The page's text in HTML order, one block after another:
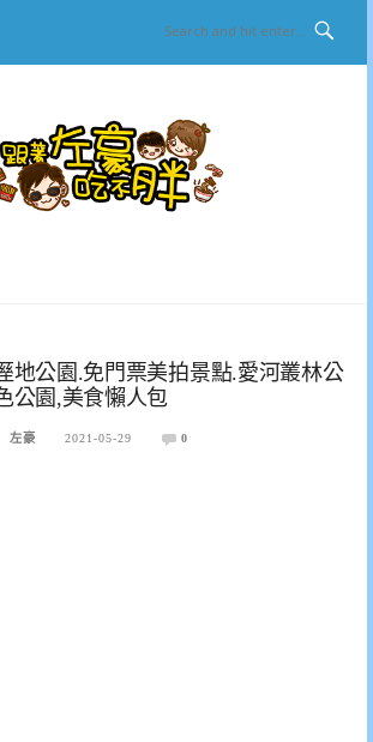
地公園.免門票美拍景點.愛河叢林公
公園,美食懶人包
左豪 2021-05-29 0